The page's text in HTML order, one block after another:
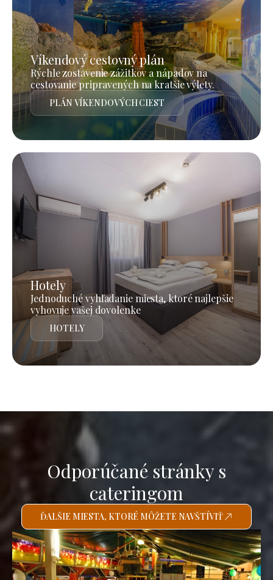
Víkendový cestovný plán
Rýchle zostavenie zážitkov a nápadov na
cestovanie pripravených na kratšie výlety.
PLÁN VÍKENDOVÝCH CIEST
Hotely
Jednoduché vyhľadanie miesta, ktoré najlepšie
vyhovuje vašej dovolenke
HOTELY
Odporúčané stránky s
cateringom
ĎALŠIE MIESTA, KTORÉ MÔŽETE NAVŠTÍVIŤ